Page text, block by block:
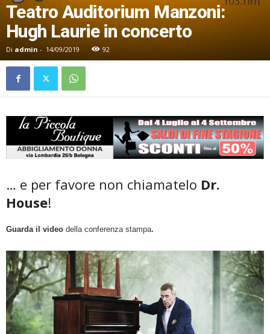
Teatro Auditorium Manzoni:
Hugh Laurie in concerto
Di admin - 14/09/2019 92
… e per favore non chiamatelo Dr.
House!
Guarda il video della conferenza stampa.